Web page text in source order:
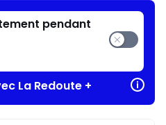
pendant
La Redoute +